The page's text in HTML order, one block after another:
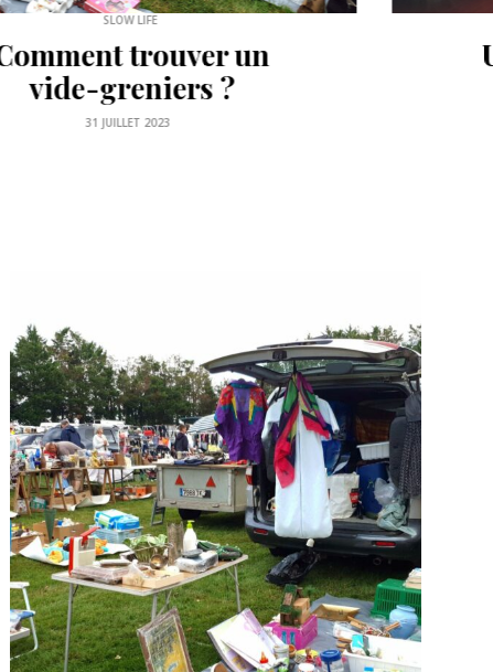
TUTOS & ASTUCES
Un pull de Noël pour
chat ? Challenge
accepted !